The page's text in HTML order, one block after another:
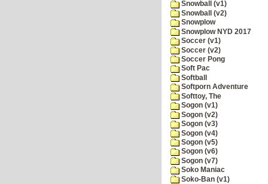
Snowball (v1)
Snowball (v2)
Snowplow
Snowplow NYD 2017
Soccer (v1)
Soccer (v2)
Soccer Pong
Soft Pac
Softball
Softporn Adventure
Softtoy, The
Sogon (v1)
Sogon (v2)
Sogon (v3)
Sogon (v4)
Sogon (v5)
Sogon (v6)
Sogon (v7)
Soko Maniac
Soko-Ban (v1)